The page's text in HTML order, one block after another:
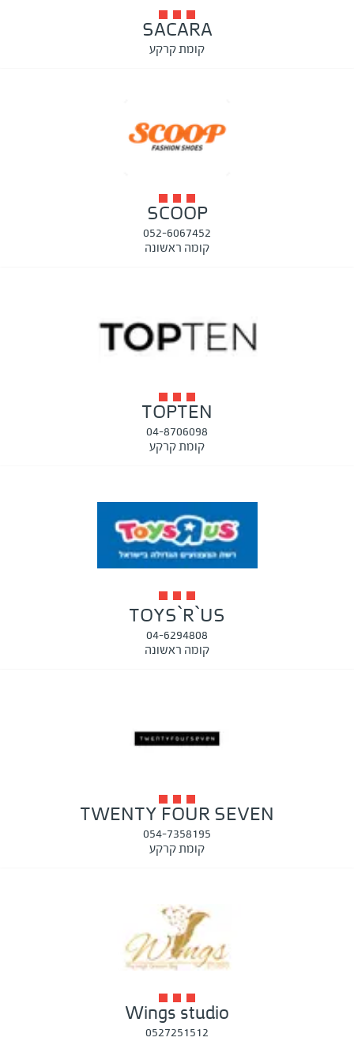
SACARA
קומת קרקע
SCOOP
052-6067452
קומה ראשונה
TOPTEN
04-8706098
קומת קרקע
TOYS`R`US
04-6294808
קומה ראשונה
TWENTY FOUR SEVEN
054-7358195
קומת קרקע
Wings studio
0527251512